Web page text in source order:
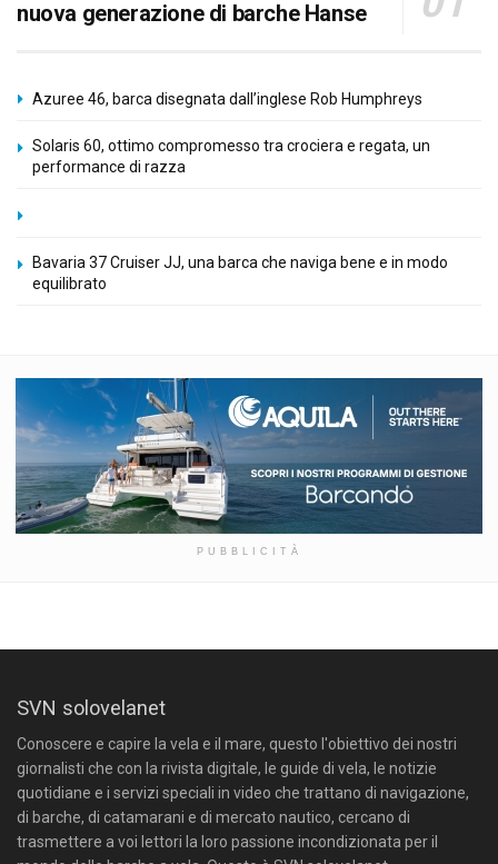
nuova generazione di barche Hanse
Azuree 46, barca disegnata dall’inglese Rob Humphreys
Solaris 60, ottimo compromesso tra crociera e regata, un
performance di razza
Bavaria 37 Cruiser JJ, una barca che naviga bene e in modo
equilibrato
PUBBLICITÀ
SVN solovelanet
Conoscere e capire la vela e il mare, questo l'obiettivo dei nostri
giornalisti che con la rivista digitale, le guide di vela, le notizie
quotidiane e i servizi speciali in video che trattano di navigazione,
di barche, di catamarani e di mercato nautico, cercano di
trasmettere a voi lettori la loro passione incondizionata per il